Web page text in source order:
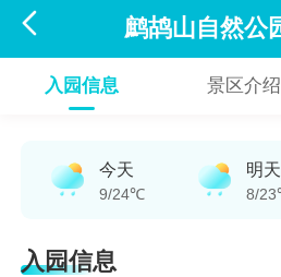
 鹧鸪山自然公
入园信息 景区介绍
今天
9/24℃
明天
8/
入园信息